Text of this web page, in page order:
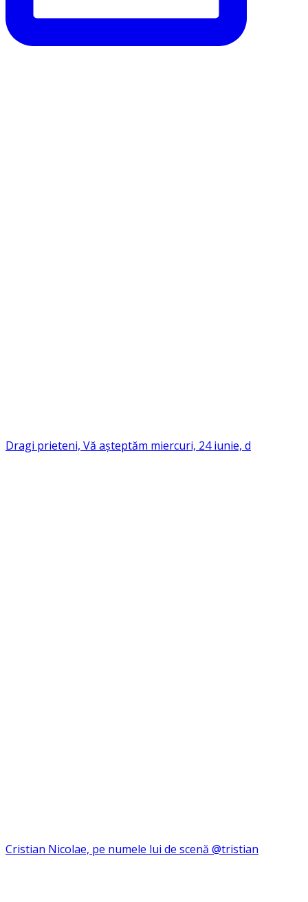
Dragi prieteni, Vă așteptăm miercuri, 24 iunie, d
Cristian Nicolae, pe numele lui de scenă @tristian